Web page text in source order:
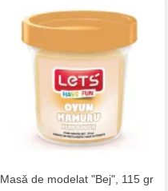
Masă de modelat "Bej", 115 gr